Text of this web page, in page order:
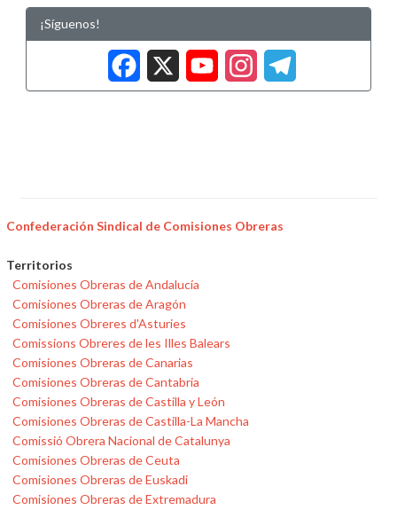
¡Síguenos!
Facebook
X
Confederación Sindical de Comisiones Obreras
Territorios
Comisiones Obreras de Andalucía
Comisiones Obreras de Aragón
Comisiones Obreres d'Asturies
Comissions Obreres de les Illes Balears
Comisiones Obreras de Canarias
Comisiones Obreras de Cantabria
Comisiones Obreras de Castilla y León
Comisiones Obreras de Castilla-La Mancha
Comissió Obrera Nacional de Catalunya
Comisiones Obreras de Ceuta
Comisiones Obreras de Euskadi
Comisiones Obreras de Extremadura